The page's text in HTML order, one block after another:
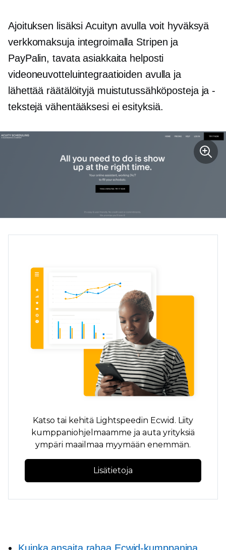
Ajoituksen lisäksi Acuityn avulla voit hyväksyä
verkkomaksuja integroimalla Stripen ja
PayPalin, tavata asiakkaita helposti
videoneuvotteluintegraatioiden avulla ja
lähettää räätälöityjä muistutussähköposteja ja -
tekstejä vähentääksesi ei esityksiä.
Katso tai kehitä Lightspeedin Ecwid. Liity
kumppaniohjelmaamme ja auta yrityksiä
ympäri maailmaa myymään enemmän.
Lisätietoja
Kuinka ansaita rahaa Ecwid-kumppanina